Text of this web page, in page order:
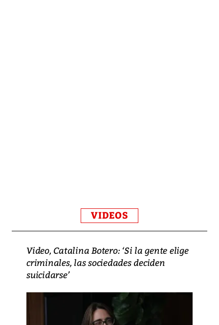
VIDEOS
Video, Catalina Botero: ‘Si la gente elige
criminales, las sociedades deciden
suicidarse’